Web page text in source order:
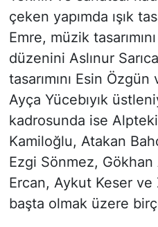
çeken yapımda ışık
Emre, müzik
düzenini Aslınur
tasarımını Esin Özgün
Ayça Yücebıyık
kadrosunda ise
Kamiloğlu, Atakan
Ezgi Sönmez, Gökhan
Ercan, Aykut Keser ve
başta olmak üzere